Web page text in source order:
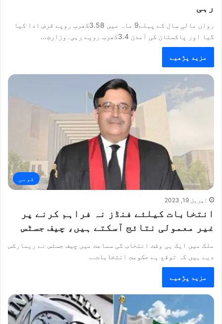
رہی
رواں مالی سال کے پہلے9 ماہ میں 3.58کھرب روپے قرض ادا کیا
گیا اور پاکستان کی آمدن 3.4کھرب روپے رہی۔وزارتِ…
مزید پڑھیے
قومی
اپریل 19, 2023
انتخابات کیلئے فنڈز نہ فراہم کرنے پر
غیر معمولی نتائج آسکتے ہیں، چیف جسٹس
ملک میں ایک ہی وقت انتخاب کی سماعت میں چیف جسٹس نے ریمارکس
دیے ہیں کہ توقع ہے حکومت انتخابات…
مزید پڑھیے